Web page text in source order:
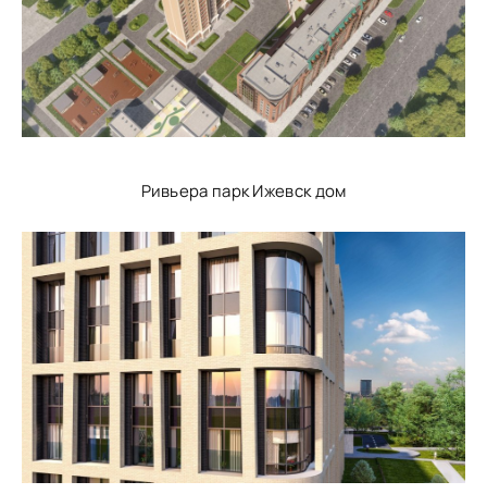
Ривьера парк Ижевск дом